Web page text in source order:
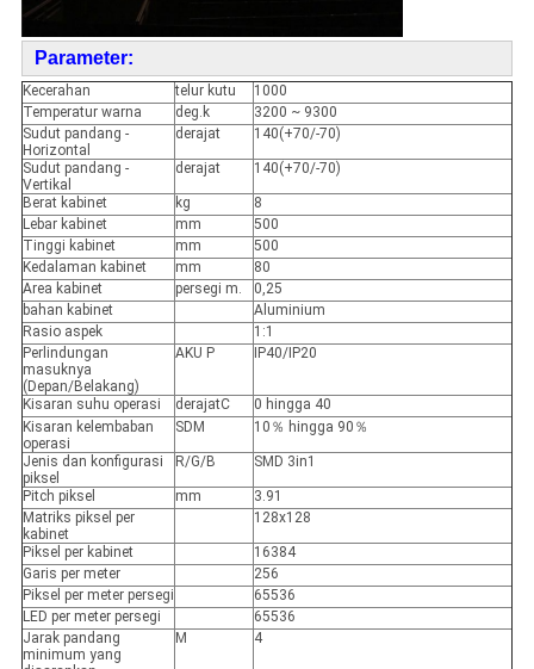
Parameter:
Kecerahan telur kutu
1000
Temperatur warna
deg.k
3200 ~ 9300
Sudut pandang -
Horizontal
derajat 140(+70/-70)
Sudut pandang -
Vertikal
derajat 140(+70/-70)
Berat kabinet kg
8
Lebar kabinet
mm
500
Tinggi kabinet
mm
500
Kedalaman kabinet
mm
80
Area kabinet
persegi m.
0,25
bahan kabinet
Aluminium
Rasio aspek
1:1
Perlindungan
masuknya
(Depan/Belakang)
AKU P IP40/IP20
Kisaran suhu operasi derajatC
0 hingga 40
Kisaran kelembaban
operasi
SDM 10％ hingga 90％
Jenis dan konfigurasi
piksel
R/G/B SMD 3in1
Pitch piksel mm
3.91
Matriks piksel per
kabinet
128x128
Piksel per kabinet
16384
Garis per meter
256
Piksel per meter persegi
65536
LED per meter persegi
65536
Jarak pandang
minimum yang
M 4